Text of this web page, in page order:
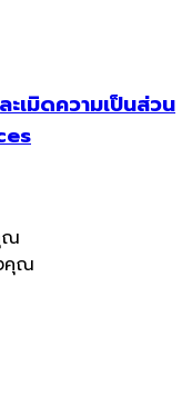
เมิดความเป็นส่วน
ณ
คุณ